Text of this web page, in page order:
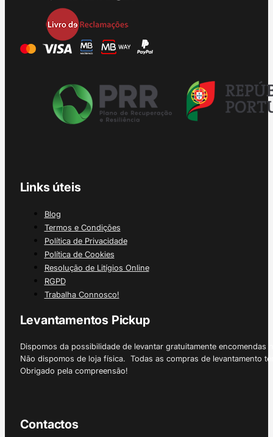
Links úteis
Blog
Termos e Condições
Política de Privacidade
Política de Cookies
Resolução de Litígios Online
RGPD
Trabalha Connosco!
Levantamentos Pickup
Dispomos da possibilidade de levantar gratuitamente
Não dispomos de loja física. Todas as compras de levantamento
Obrigado pela compreensão!
Contactos